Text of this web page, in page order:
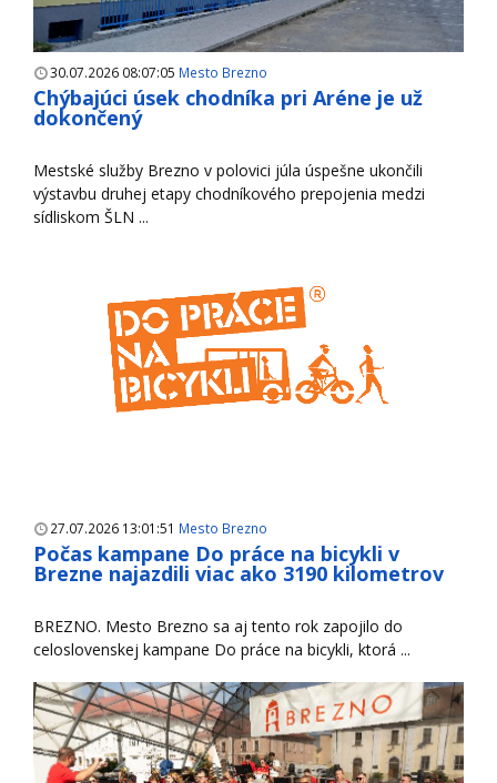
30.07.2026 08:07:05 Mesto Brezno
Chýbajúci úsek chodníka pri Aréne je už
dokončený
Mestské služby Brezno v polovici júla úspešne ukončili
výstavbu druhej etapy chodníkového prepojenia medzi
sídliskom ŠLN ...
27.07.2026 13:01:51 Mesto Brezno
Počas kampane Do práce na bicykli v
Brezne najazdili viac ako 3190 kilometrov
BREZNO. Mesto Brezno sa aj tento rok zapojilo do
celoslovenskej kampane Do práce na bicykli, ktorá ...